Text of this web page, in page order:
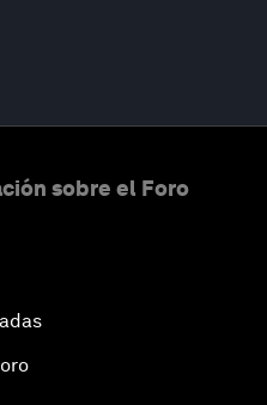
sobre el Foro